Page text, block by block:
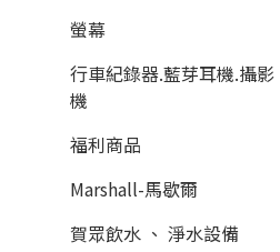
螢幕
行車紀錄器.藍芽耳機.攝影
機
福利商品
Marshall-馬歇爾
賀眾飲水 、 淨水設備